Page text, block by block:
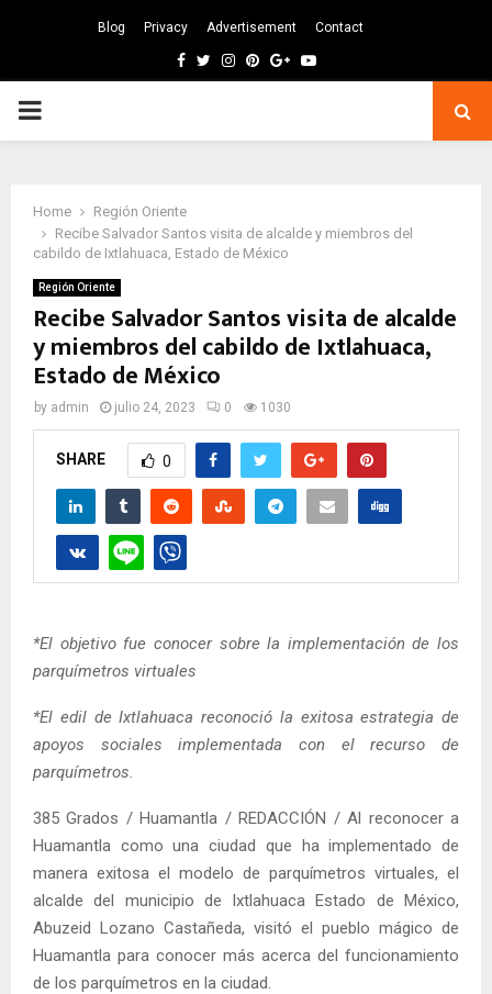
Blog Privacy Advertisement Contact
Facebook
TwitterInstagram
Pinterest
GoogleYoutube
PRIMARY
Home
Región Oriente
Recibe Salvador Santos visita de alcalde y miembros del
cabildo de Ixtlahuaca, Estado de México
Región Oriente
Recibe Salvador Santos visita de alcalde
y miembros del cabildo de Ixtlahuaca,
Estado de México
by admin julio 24, 2023 0 1030
SHARE 0
*El objetivo fue conocer sobre la implementación de los
parquímetros virtuales
*El edil de Ixtlahuaca reconoció la exitosa estrategia de
apoyos sociales implementada con el recurso de
parquímetros.
385 Grados / Huamantla / REDACCIÓN / Al reconocer a
Huamantla como una ciudad que ha implementado de
manera exitosa el modelo de parquímetros virtuales, el
alcalde del municipio de Ixtlahuaca Estado de México,
Abuzeid Lozano Castañeda, visitó el pueblo mágico de
Huamantla para conocer más acerca del funcionamiento
de los parquímetros en la ciudad.